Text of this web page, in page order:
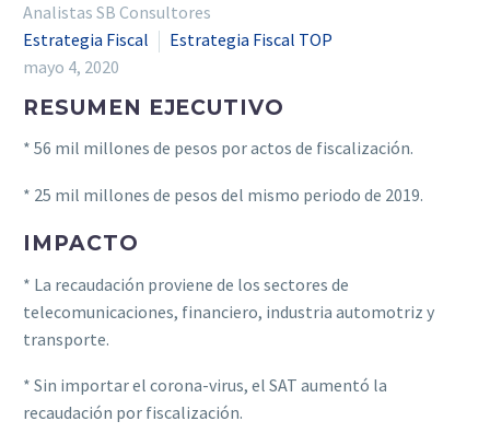
Analistas SB Consultores
Estrategia Fiscal
Estrategia Fiscal TOP
mayo 4, 2020
RESUMEN EJECUTIVO
* 56 mil millones de pesos por actos de fiscalización.
* 25 mil millones de pesos del mismo periodo de 2019.
IMPACTO
* La recaudación proviene de los sectores de
telecomunicaciones, financiero, industria automotriz y
transporte.
* Sin importar el corona-virus, el SAT aumentó la
recaudación por fiscalización.